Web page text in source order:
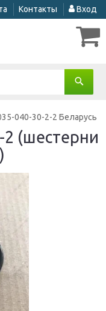
Контакты Вход
040-30-2-2 Беларусь
2 (шестерни